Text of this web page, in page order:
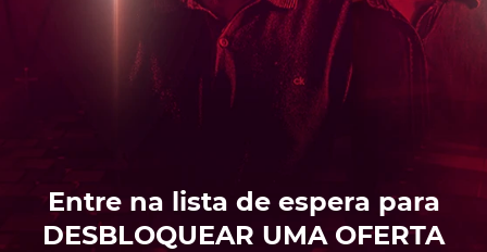
Entre na lista de espera para
DESBLOQUEAR UMA OFERTA